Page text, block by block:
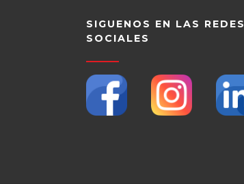
SIGUENOS EN LAS REDES
SOCIALES